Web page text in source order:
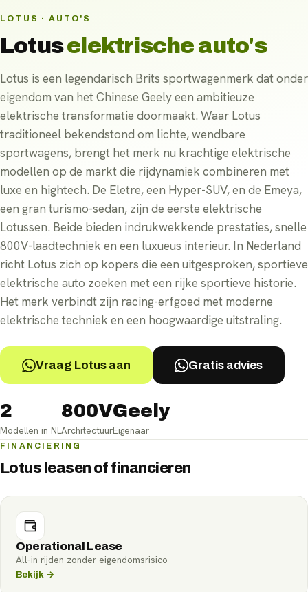
LOTUS · AUTO'S
Lotuselektrische auto's
Lotus is een legendarisch Brits sportwagenmerk dat onder
eigendom van het Chinese Geely een ambitieuze
elektrische transformatie doormaakt. Waar Lotus
traditioneel bekendstond om lichte, wendbare
sportwagens, brengt het merk nu krachtige elektrische
modellen op de markt die rijdynamiek combineren met
luxe en hightech. De Eletre, een Hyper-SUV, en de Emeya,
een gran turismo-sedan, zijn de eerste elektrische
Lotussen. Beide bieden indrukwekkende prestaties, snelle
800V-laadtechniek en een luxueus interieur. In Nederland
richt Lotus zich op kopers die een uitgesproken, sportieve
elektrische auto zoeken met een rijke sportieve historie.
Het merk verbindt zijn racing-erfgoed met moderne
elektrische techniek en een hoogwaardige uitstraling.
Vraag Lotus aan Gratis advies
2
Modellen in NL
800V
Architectuur
Geely
Eigenaar
FINANCIERING
Lotus leasen of financieren
Operational Lease
All-in rijden zonder eigendomsrisico
Bekijk →